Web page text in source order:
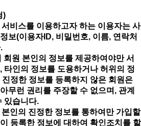
)
비스를 이용하고자 하는 이용자는 사
보(이용자ID, 비밀번호, 이름, 연락처
원 본인의 정보를 제공하여야만 서
타인의 정보를 도용하거나 허위의 정
정한 정보를 등록하지 않은 회원은
무런 권리를 주장할 수 없으며, 관계
있습니다.
인의 진정한 정보를 통하여만 가입할
등록한 정보에 대하여 확인조치를 할